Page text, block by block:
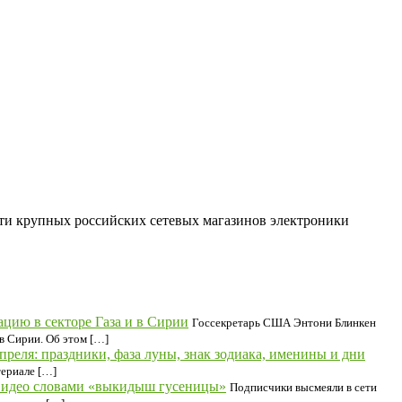
крупных российских сетевых магазинов электроники
в секторе Газа и в Сирии Госсекретарь США Энтони Блинкен
в Сирии. Об этом […]
праздники, фаза луны, знак зодиака, именины и дни
[…]
словами «выкидыш гусеницы» Подписчики высмеяли в сети